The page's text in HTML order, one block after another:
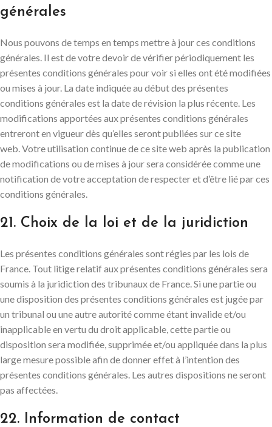
générales
Nous pouvons de temps en temps mettre à jour ces conditions
générales. Il est de votre devoir de vérifier périodiquement les
présentes conditions générales pour voir si elles ont été modifiées
ou mises à jour. La date indiquée au début des présentes
conditions générales est la date de révision la plus récente. Les
modifications apportées aux présentes conditions générales
entreront en vigueur dès qu’elles seront publiées sur ce site
web. Votre utilisation continue de ce site web après la publication
de modifications ou de mises à jour sera considérée comme une
notification de votre acceptation de respecter et d’être lié par ces
conditions générales.
21. Choix de la loi et de la juridiction
Les présentes conditions générales sont régies par les lois de
France. Tout litige relatif aux présentes conditions générales sera
soumis à la juridiction des tribunaux de France. Si une partie ou
une disposition des présentes conditions générales est jugée par
un tribunal ou une autre autorité comme étant invalide et/ou
inapplicable en vertu du droit applicable, cette partie ou
disposition sera modifiée, supprimée et/ou appliquée dans la plus
large mesure possible afin de donner effet à l’intention des
présentes conditions générales. Les autres dispositions ne seront
pas affectées.
22. Information de contact